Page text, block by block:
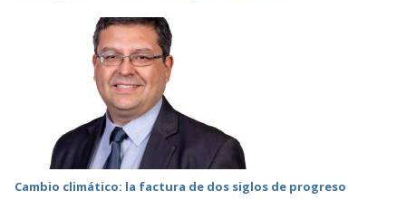
Cambio climático: la factura de dos siglos de progreso